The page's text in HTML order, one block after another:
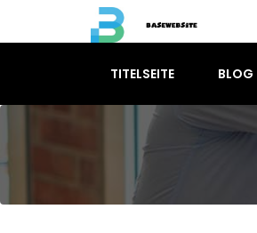
TITELSEITE BLOG